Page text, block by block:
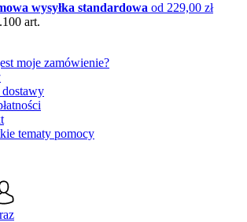
wysyłka standardowa od 229,00 zł
art.
moje zamówienie?
tematy pomocy